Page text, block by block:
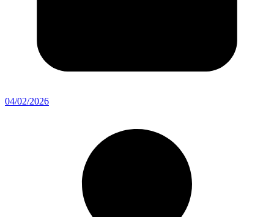
04/02/2026